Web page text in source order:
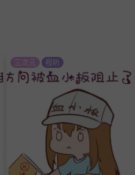
三次元 视听